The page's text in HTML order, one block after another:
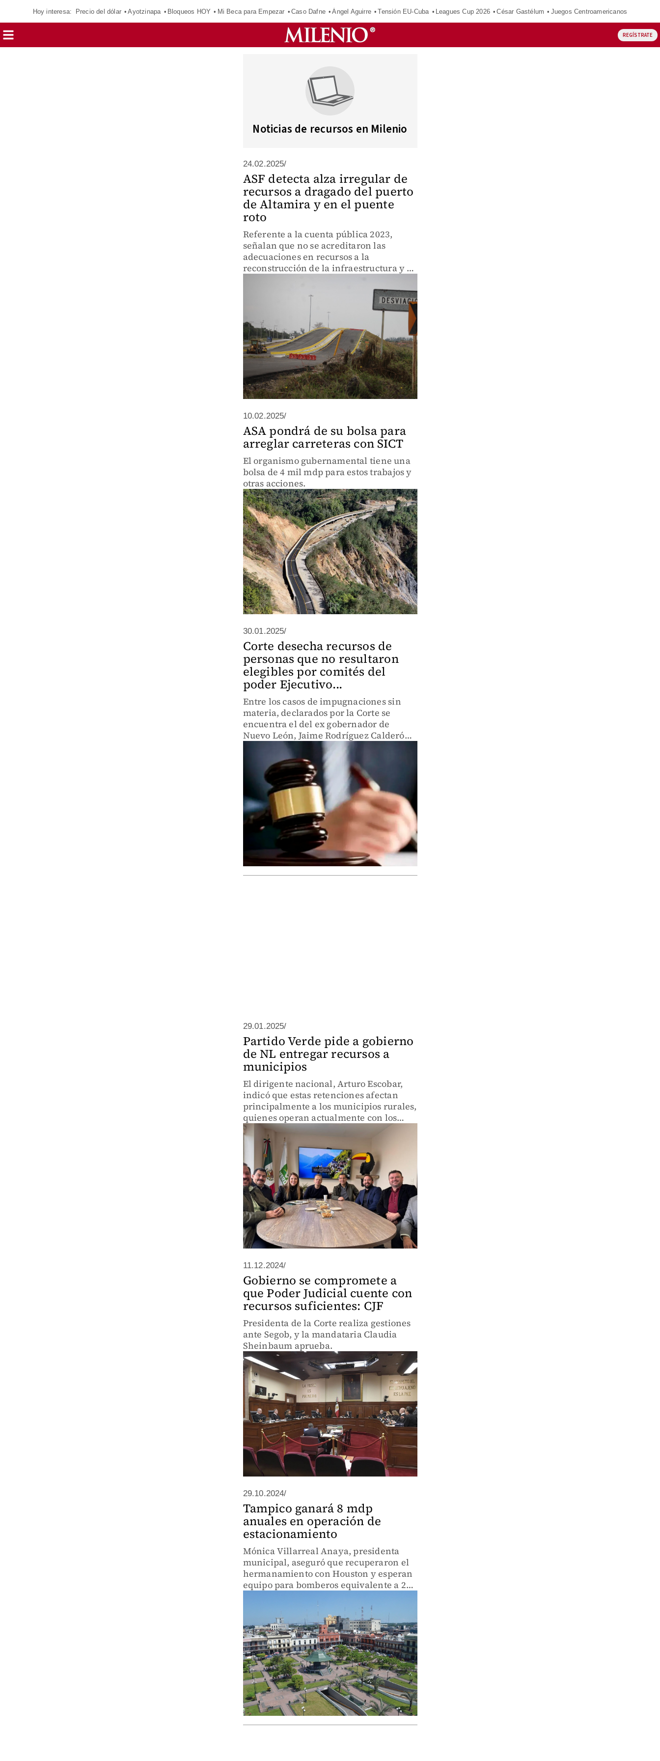
Hoy interesa: Precio del dólar Ayotzinapa Bloqueos HOY Mi Beca para Empezar Caso Dafne Ángel Aguirre Tensión EU-Cuba Leagues Cup 2026 César Gastélum Juegos Centroamericanos
REGÍSTRATE
Noticias de recursos en Milenio
24.02.2025/
ASF detecta alza irregular de
recursos a dragado del puerto
de Altamira y en el puente
roto
Referente a la cuenta pública 2023,
señalan que no se acreditaron las
adecuaciones en recursos a la
reconstrucción de la infraestructura y al
10.02.2025/
ASA pondrá de su bolsa para
arreglar carreteras con SICT
El organismo gubernamental tiene una
bolsa de 4 mil mdp para estos trabajos y
otras acciones.
30.01.2025/
Corte desecha recursos de
personas que no resultaron
elegibles por comités del
poder Ejecutivo...
Entre los casos de impugnaciones sin
materia, declarados por la Corte se
encuentra el del ex gobernador de
Nuevo León, Jaime Rodríguez Calderón,
“El Bronco”.
29.01.2025/
Partido Verde pide a gobierno
de NL entregar recursos a
municipios
El dirigente nacional, Arturo Escobar,
indicó que estas retenciones afectan
principalmente a los municipios rurales,
quienes operan actualmente con los
remanentes.
11.12.2024/
Gobierno se compromete a
que Poder Judicial cuente con
recursos suficientes: CJF
Presidenta de la Corte realiza gestiones
ante Segob, y la mandataria Claudia
Sheinbaum aprueba.
29.10.2024/
Tampico ganará 8 mdp
anuales en operación de
estacionamiento
Mónica Villarreal Anaya, presidenta
municipal, aseguró que recuperaron el
hermanamiento con Houston y esperan
equipo para bomberos equivalente a 265